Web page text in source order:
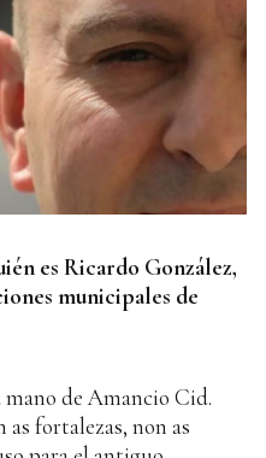
es Ricardo González,
municipales de
de Amancio Cid.
fortalezas, non as